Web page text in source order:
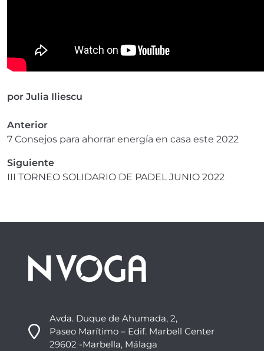
por Julia Iliescu
Anterior
7 Consejos para ahorrar energía en casa este 2022
Siguiente
III TORNEO SOLIDARIO DE PADEL JUNIO 2022
Avda. Duque de Ahumada, 2,
Paseo Marítimo – Edif. Marbell Center
29602 -Marbella, Málaga